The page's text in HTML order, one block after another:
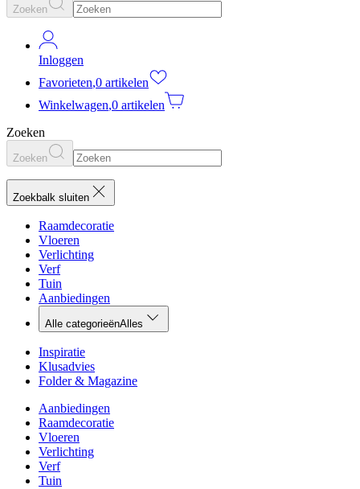
Zoeken
Inloggen
Favorieten,0 artikelen
Winkelwagen,0 artikelen
Zoeken
Zoeken
Zoekbalk sluiten
Raamdecoratie
Vloeren
Verlichting
Verf
Tuin
Aanbiedingen
Alle categorieënAlles
Inspiratie
Klusadvies
Folder & Magazine
Aanbiedingen
Raamdecoratie
Vloeren
Verlichting
Verf
Tuin